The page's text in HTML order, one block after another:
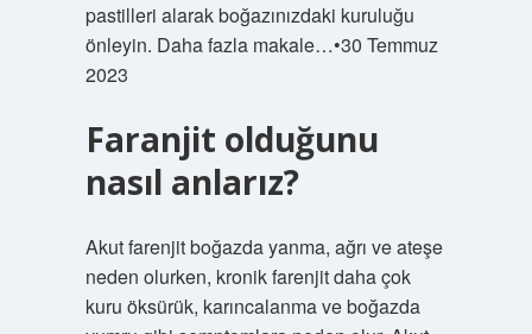
pastilleri alarak boğazınızdaki kuruluğu
önleyin. Daha fazla makale…•30 Temmuz
2023
Faranjit olduğunu
nasıl anlarız?
Akut farenjit boğazda yanma, ağrı ve ateşe
neden olurken, kronik farenjit daha çok
kuru öksürük, karıncalanma ve boğazda